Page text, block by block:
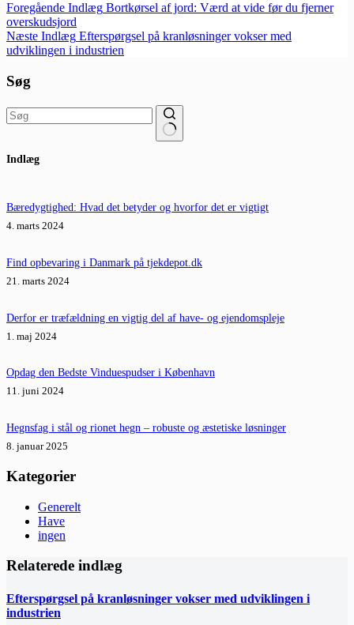
Foregående Indlæg Bortkørsel af jord: Værd at vide før du fjerner
overskudsjord
Næste Indlæg Efterspørgsel på kranløsninger vokser med
udviklingen i industrien
Søg
resultater
Indlæg
Bæredygtighed: Hvad det betyder og hvorfor det er vigtigt
4. marts 2024
Find opbevaring i Danmark på tjekdepot.dk
21. marts 2024
Derfor er træfældning en vigtig del af have- og ejendomspleje
1. maj 2024
Opdag den Bedste Vinduespudser i København
11. juni 2024
Hegnsfag i stål og rionet hegn – robuste og æstetiske løsninger
8. januar 2025
Kategorier
Generelt
Have
ingen
Relaterede indlæg
Efterspørgsel på kranløsninger vokser med udviklingen i
industrien